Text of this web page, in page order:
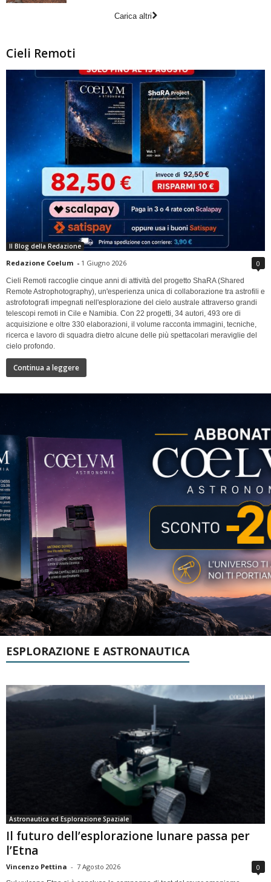
Carica altri
Cieli Remoti
Il Blog della Redazione
Redazione Coelum - 1 Giugno 2026 0
Cieli Remoti raccoglie cinque anni di attività del progetto ShaRA (Shared
Remote Astrophotography), un'esperienza unica di collaborazione tra astrofili e
astrofotografi impegnati nell'esplorazione del cielo australe attraverso grandi
telescopi remoti in Cile e Namibia. Con 22 progetti, 34 autori, 493 ore di
acquisizione e oltre 330 elaborazioni, il volume racconta immagini, tecniche,
ricerca e lavoro di squadra dietro alcune delle più spettacolari meraviglie del
cielo profondo.
Continua a leggere
ESPLORAZIONE E ASTRONAUTICA
Astronautica ed Esplorazione Spaziale
Il futuro dell’esplorazione lunare passa per
l’Etna
Vincenzo Pettina - 7 Agosto 2026 0